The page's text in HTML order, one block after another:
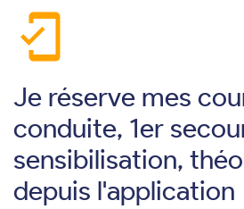
mobile_friendly
Je réserve mes
conduite, 1er
sensibilisation,
depuis l'application